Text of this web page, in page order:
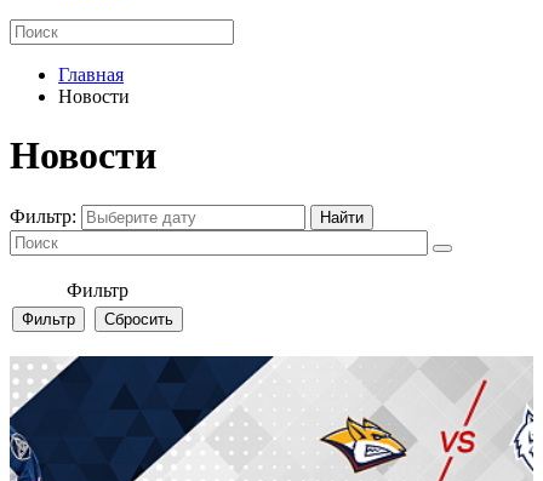
Главная
Новости
Новости
Фильтр:
Фильтр